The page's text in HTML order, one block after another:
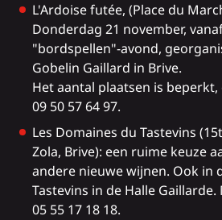
L'Ardoise futée, (Place du
Donderdag 21 november,
"bordspellen"-avond,
Gobelin Gaillard in Brive.
Het aantal plaatsen is
09 50 57 64 97.
Les Domaines du Tastevins
Zola, Brive): een ruime keuze
andere nieuwe wijnen. Ook in
Tastevins in de Halle
05 55 17 18 18.